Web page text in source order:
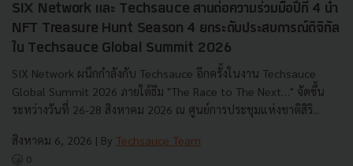
SIX Network และ Techsauce สานต่อความร่วมมือปีที่ 4 นำ
NFT Treasure Hunt Season 4 ยกระดับประสบการณ์ดิจิทัล
ใน Techsauce Global Summit 2026
SIX Network ผนึกกำลังกับ Techsauce อีกครั้งในงาน Techsauce
Global Summit 2026 ภายใต้ธีม "The Race to The Next…" จัดขึ้น
ระหว่างวันที่ 26-28 สิงหาคม 2026 ณ ศูนย์การประชุมแห่งชาติสิริ...
สิงหาคม 6, 2026 | By Techsauce Team
0